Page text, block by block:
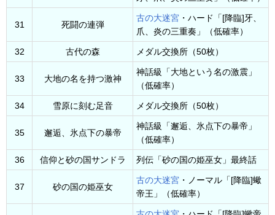
31 死闘の連弾
古の大迷宮 ・ハード「[降臨]牙、
爪、炎の三重奏」（低確率）
32 古代の森 メダル交換所（50枚）
33 大地の名を持つ激神
神話級「大地という名の激震」
（低確率）
34 雪原に刻む足音 メダル交換所（50枚）
35 邂逅、氷点下の暴帝
神話級「邂逅、氷点下の暴帝」
（低確率）
36 信仰と砂の国サンドラ 列伝「砂の国の姫巫女」最終話
37 砂の国の姫巫女
古の大迷宮 ・ノーマル「[降臨]蠍
帝王」（低確率）